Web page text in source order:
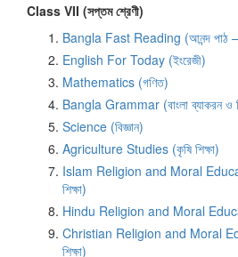
Class VII (সপ্তম শ্রেণী)
Bangla Fast Reading (আনন্দ পাঠ –
English For Today (ইংরেজী)
Mathematics (গণিত)
Bangla Grammar (বাংলা ব্যাকরন ও
Science (বিজ্ঞান)
Agriculture Studies (কৃষি শিক্ষা)
Islam Religion and Moral
শিক্ষা)
Hindu Religion and Moral
Christian Religion and Moral
শিক্ষা)